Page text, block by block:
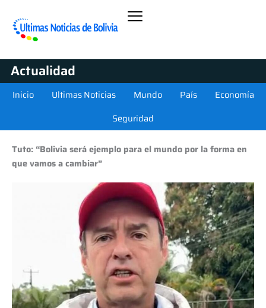
Actualidad
Inicio Ultimas Noticias Mundo País
Economía
Seguridad
Tuto: “Bolivia será ejemplo para el mundo por la forma en
que vamos a cambiar”